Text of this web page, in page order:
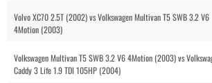
Volvo XC70 2.5T (2002) vs Volkswagen Multivan T5 SWB 3.2 V6
4Motion (2003)
Volkswagen Multivan T5 SWB 3.2 V6 4Motion (2003) vs
Caddy 3 Life 1.9 TDI 105HP (2004)